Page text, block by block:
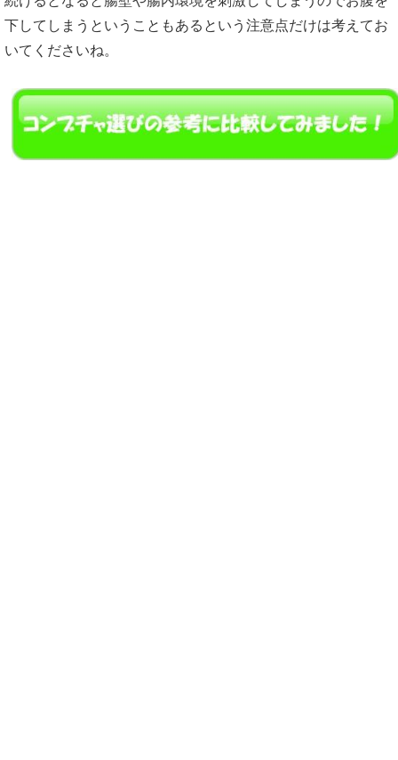
下してしまうということもあるという注意点だけは考えてお
いてくださいね。